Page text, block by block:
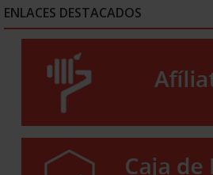
ENLACES DESTACADOS